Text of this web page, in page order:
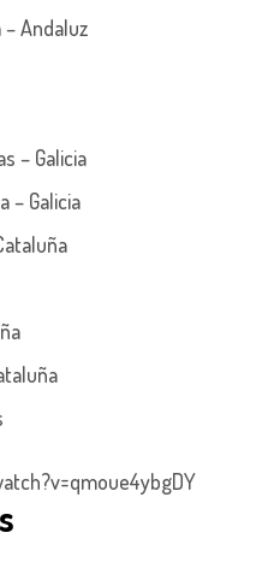
Andaluz
– Galicia
– Galicia